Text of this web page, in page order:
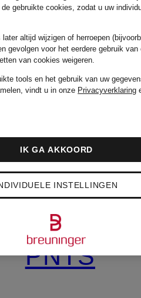
NORMAL
green
Pertini
PNTS
gebruikte cookies, zodat u uw
altijd wijzigen of herroepen
gevolgen voor het eerdere gebruik van
van cookies weigeren.
tools en het gebruik van uw
vindt u in onze Privacyverklaring
INSTELLINGEN
IK GA AKKOORD